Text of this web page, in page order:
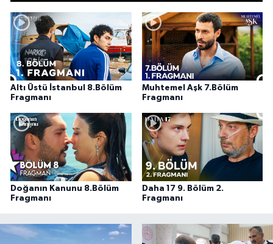
Altı Üstü İstanbul 8.Bölüm
Fragmanı
Muhtemel Aşk 7.Bölüm
Fragmanı
Doğanın Kanunu 8.Bölüm
Fragmanı
Daha 17 9. Bölüm 2.
Fragmanı